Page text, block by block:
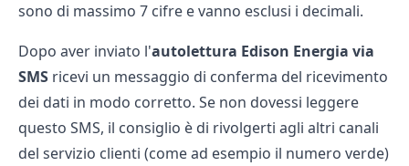
sono di massimo 7 cifre e vanno esclusi i decimali.
Dopo aver inviato l'autolettura Edison Energia via
SMS ricevi un messaggio di conferma del ricevimento
dei dati in modo corretto. Se non dovessi leggere
questo SMS, il consiglio è di rivolgerti agli altri canali
del servizio clienti (come ad esempio il numero verde)